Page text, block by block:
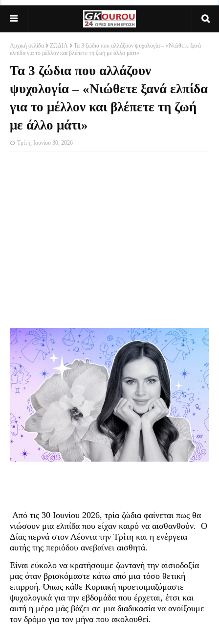
Αρχική σελίδα ΖΩΔΙΑ
Τα 3 ζώδια που αλλάζουν ψυχολογία – «Νιώθετε ξανά
ελπίδα για το μέλλον και βλέπετε τη ζωή με άλλο μάτι»
Τα 3 ζώδια που αλλάζουν
ψυχολογία – «Νιώθετε ξανά ελπίδα
για το μέλλον και βλέπετε τη ζωή
με άλλο μάτι»
Τρίτη, Ιουνίου 30, 2026
Από τις 30 Ιουνίου 2026, τρία ζώδια φαίνεται πως θα
νιώσουν μια ελπίδα που είχαν καιρό να αισθανθούν. Ο
Δίας περνά στον Λέοντα την Τρίτη και η ενέργεια
αυτής της περιόδου ανεβαίνει αισθητά.
Είναι εύκολο να κρατήσουμε ζωντανή την αισιοδοξία
μας όταν βρισκόμαστε κάτω από μια τόσο θετική
επιρροή. Όπως κάθε Κυριακή προετοιμαζόμαστε
ψυχολογικά για την εβδομάδα που έρχεται, έτσι και
αυτή η μέρα μάς βάζει σε μια διαδικασία να ανοίξουμε
τον δρόμο για τον μήνα που ακολουθεί.